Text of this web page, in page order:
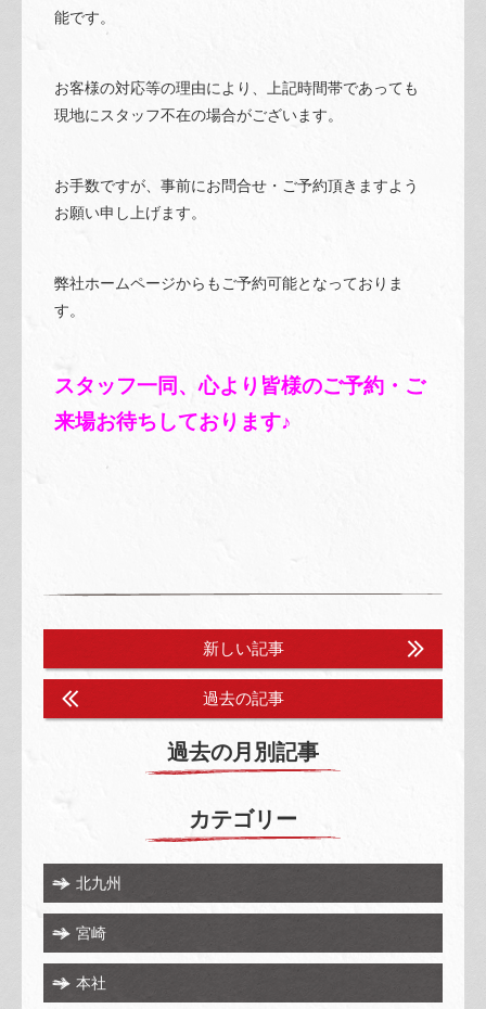
能です。
お客様の対応等の理由により、上記時間帯であっても
現地にスタッフ不在の場合がございます。
お手数ですが、事前にお問合せ・ご予約頂きますよう
お願い申し上げます。
弊社ホームページからもご予約可能となっておりま
す。
スタッフ一同、心より皆様のご予約・ご
来場お待ちしております♪
新しい記事
過去の記事
過去の月別記事
カテゴリー
北九州
宮崎
本社